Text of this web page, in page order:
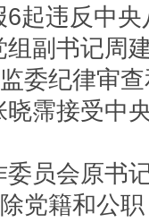
起违反中
副书记周
委纪律审
霈接受中
员会原书
党籍和公职